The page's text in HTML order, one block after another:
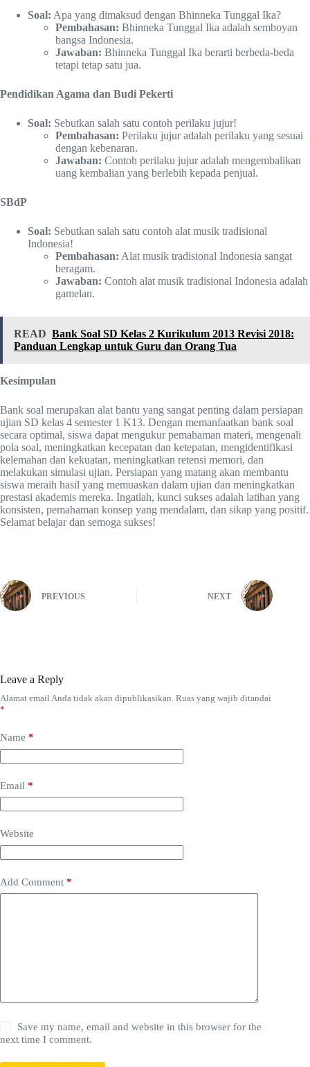
Soal: Apa yang dimaksud dengan Bhinneka Tunggal Ika?
Pembahasan: Bhinneka Tunggal Ika adalah semboyan
bangsa Indonesia.
Jawaban: Bhinneka Tunggal Ika berarti berbeda-beda
tetapi tetap satu jua.
Pendidikan Agama dan Budi Pekerti
Soal: Sebutkan salah satu contoh perilaku jujur!
Pembahasan: Perilaku jujur adalah perilaku yang sesuai
dengan kebenaran.
Jawaban: Contoh perilaku jujur adalah mengembalikan
uang kembalian yang berlebih kepada penjual.
SBdP
Soal: Sebutkan salah satu contoh alat musik tradisional
Indonesia!
Pembahasan: Alat musik tradisional Indonesia sangat
beragam.
Jawaban: Contoh alat musik tradisional Indonesia adalah
gamelan.
READ Bank Soal SD Kelas 2 Kurikulum 2013 Revisi 2018:
Panduan Lengkap untuk Guru dan Orang Tua
Kesimpulan
Bank soal merupakan alat bantu yang sangat penting dalam persiapan
ujian SD kelas 4 semester 1 K13. Dengan memanfaatkan bank soal
secara optimal, siswa dapat mengukur pemahaman materi, mengenali
pola soal, meningkatkan kecepatan dan ketepatan, mengidentifikasi
kelemahan dan kekuatan, meningkatkan retensi memori, dan
melakukan simulasi ujian. Persiapan yang matang akan membantu
siswa meraih hasil yang memuaskan dalam ujian dan meningkatkan
prestasi akademis mereka. Ingatlah, kunci sukses adalah latihan yang
konsisten, pemahaman konsep yang mendalam, dan sikap yang positif.
Selamat belajar dan semoga sukses!
PREVIOUS NEXT
Leave a Reply
Alamat email Anda tidak akan dipublikasikan. Ruas yang wajib ditandai
*
Name *
Email *
Website
Add Comment *
Save my name, email and website in this browser for the
next time I comment.